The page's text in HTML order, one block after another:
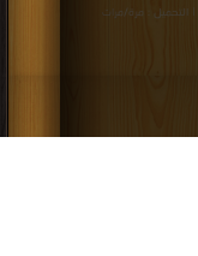
| التحميل : مرة/مرات